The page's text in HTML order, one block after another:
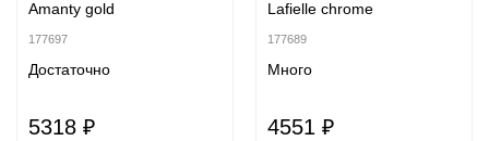
Amanty gold
177697
Достаточно
5318 ₽
Lafielle chrome
177689
Много
4551 ₽